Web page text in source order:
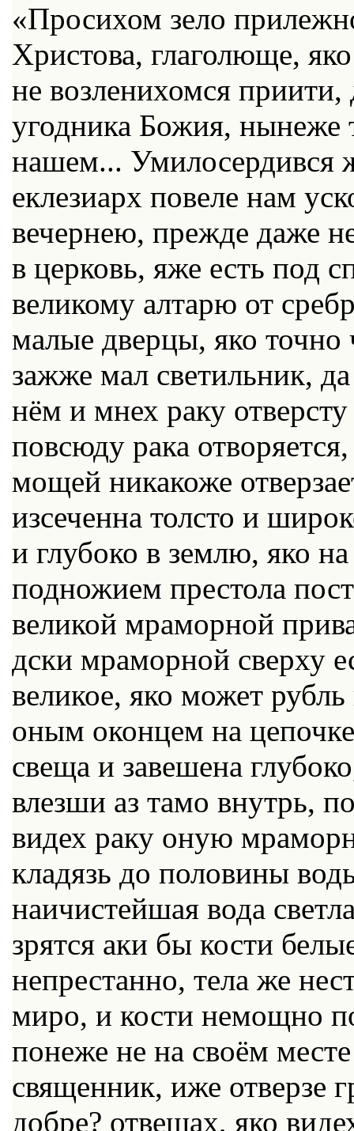
«Просихом зело
Христова, глаголюще,
не возленихомся
угодника Божия,
нашем...
еклезиарх повеле нам
вечернею, прежде даже
в церковь, яже есть под
великому алтарю от
малые дверцы, яко точно
зажже мал светильник,
нём и мнех раку
повсюду рака
мощей никакоже
изсеченна толсто и
и глубоко в землю, яко
подножием престола
великой мраморной
дски мраморной сверху
великое, яко может
оным оконцем на
свеща и завешена
влезши аз тамо внутрь,
видех раку оную
кладязь до половины
наичистейшая вода
зрятся аки бы кости
непрестанно, тела же
миро, и кости немощно
понеже не на своём
священник, иже отверзе
добре? отвещах, яко